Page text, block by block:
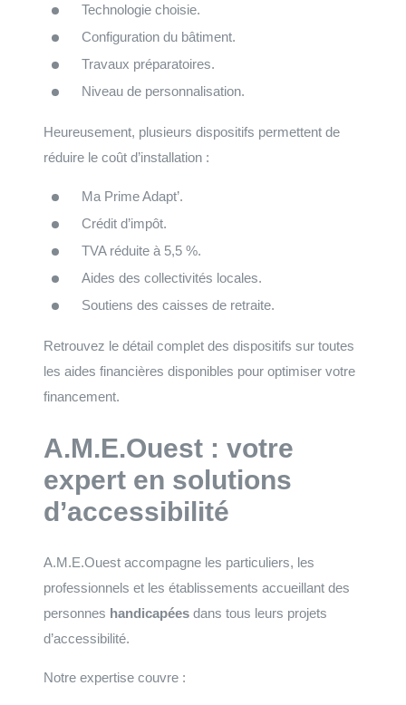
Technologie choisie.
Configuration du bâtiment.
Travaux préparatoires.
Niveau de personnalisation.
Heureusement, plusieurs dispositifs permettent de
réduire le coût d’installation :
Ma Prime Adapt’.
Crédit d’impôt.
TVA réduite à 5,5 %.
Aides des collectivités locales.
Soutiens des caisses de retraite.
Retrouvez le détail complet des dispositifs sur toutes
les aides financières disponibles pour optimiser votre
financement.
A.M.E.Ouest : votre
expert en solutions
d’accessibilité
A.M.E.Ouest accompagne les particuliers, les
professionnels et les établissements accueillant des
personnes handicapées dans tous leurs projets
d’accessibilité.
Notre expertise couvre :